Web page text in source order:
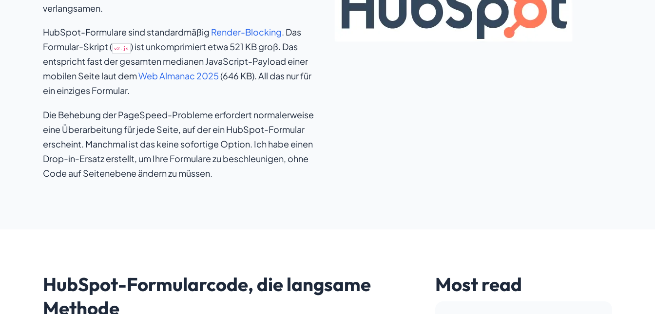
verlangsamen.
HubSpot-Formulare sind standardmäßig Render-Blocking. Das
Formular-Skript ( v2.js ) ist unkomprimiert etwa 521 KB groß. Das
entspricht fast der gesamten medianen JavaScript-Payload einer
mobilen Seite laut demWeb Almanac 2025(646 KB). All das nur für
ein einziges Formular.
Die Behebung der PageSpeed-Probleme erfordert normalerweise
eine Überarbeitung für jede Seite, auf der ein HubSpot-Formular
erscheint. Manchmal ist das keine sofortige Option. Ich habe einen
Drop-in-Ersatz erstellt, um Ihre Formulare zu beschleunigen, ohne
Code auf Seitenebene ändern zu müssen.
HubSpot-Formularcode, die langsame
Methode
Most read